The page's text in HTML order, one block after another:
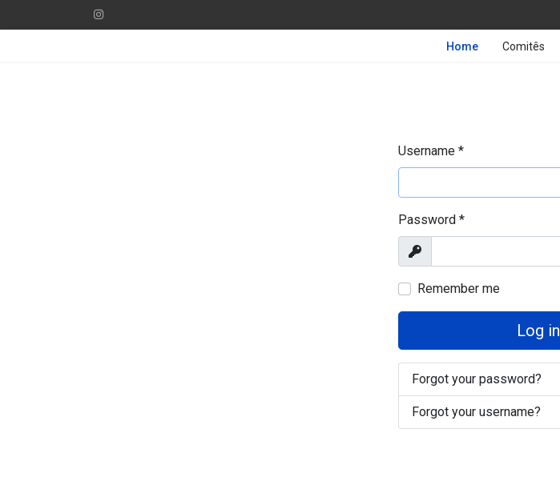
Home Comitês
Username *
Password *
Show
Remember me
Log in
Forgot your password?
Forgot your username?